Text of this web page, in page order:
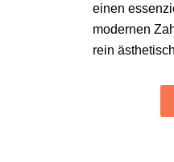
einen
modernen
rein